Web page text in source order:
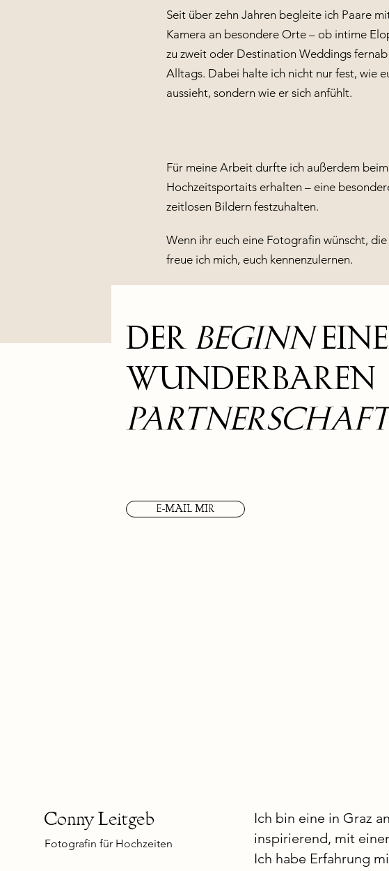
Seit über zehn Jahren begleite ich Paare
Kamera an besondere Orte – ob intime
zu zweit oder Destination Weddings
Alltags. Dabei halte ich nicht nur fest, wie
aussieht, sondern wie er sich anfühlt.
Für meine Arbeit durfte ich außerdem
Hochzeitsportaits erhalten – eine
zeitlosen Bildern festzuhalten.
Wenn ihr euch eine Fotografin wünscht,
freue ich mich, euch kennenzulernen.
DER BEGINN
WUNDERBAREN
E-MAIL MIR
Conny Leitgeb
Fotografin für Hochzeiten
Ich bin eine in Graz
inspirierend, mit
Ich habe Erfahrung